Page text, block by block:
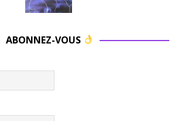
ABONNEZ-VOUS